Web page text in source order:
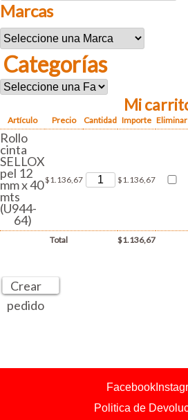
Marcas
Categorías
Mi
Artículo Precio Cantidad Importe Eliminar
Rollo
cinta
SELLOX
pel 12
mm x 40
mts
(U944-
64)
$1.136,67 $1.136,67
Total $1.136,67
Crear
pedido
Facebook
Politica de